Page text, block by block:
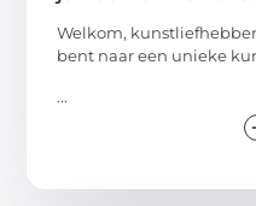
Welkom,
bent naar een unieke
...